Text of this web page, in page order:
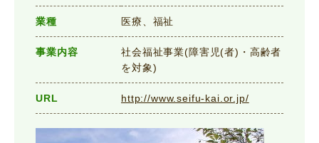
業種 医療、福祉
事業内容
社会福祉事業(障害児(者)・高齢者
を対象)
URL http://www.seifu-kai.or.jp/